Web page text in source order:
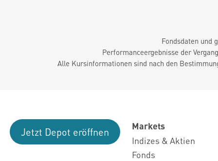
Fondsdaten und
Performanceergebnisse der
Alle Kursinformationen sind nach den
Jetzt Depot eröffnen
Markets
Indizes & Aktien
Fonds